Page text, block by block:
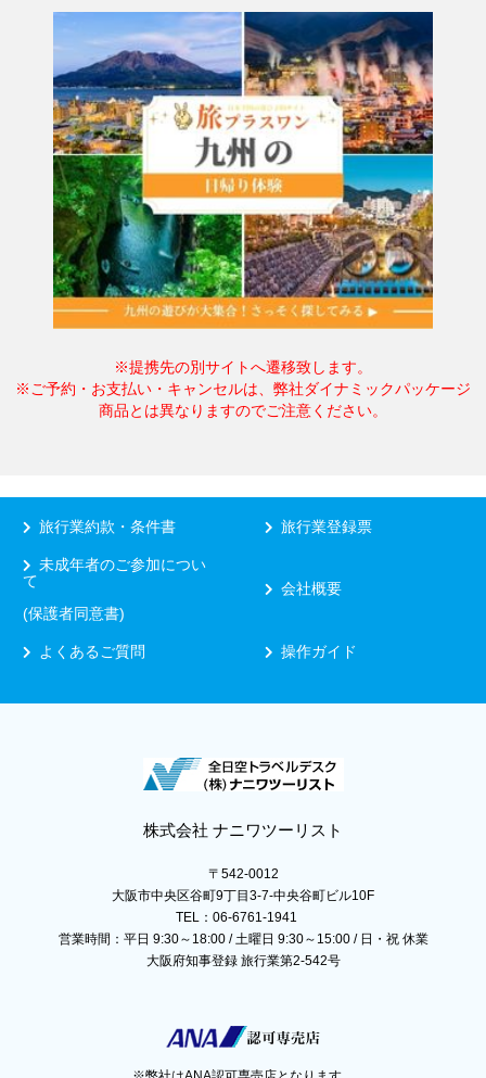
※提携先の別サイトへ遷移致します。
※ご予約・お支払い・キャンセルは、弊社ダイナミックパッケージ
商品とは異なりますのでご注意ください。
旅行業約款・条件書 旅行業登録票
未成年者のご参加につい
て
(保護者同意書)
会社概要
よくあるご質問 操作ガイド
株式会社 ナニワツーリスト
〒542-0012
大阪市中央区谷町9丁目3-7-中央谷町ビル10F
TEL：06-6761-1941
営業時間：平日 9:30～18:00 / 土曜日 9:30～15:00 / 日・祝 休業
大阪府知事登録 旅行業第2-542号